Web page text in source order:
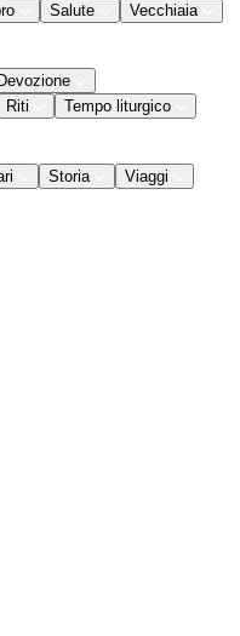
Salute
Vecchiaia
Devozione
Riti
Tempo liturgico
Storia Viaggi